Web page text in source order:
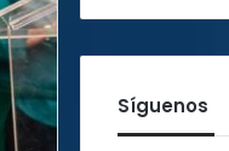
Síguenos